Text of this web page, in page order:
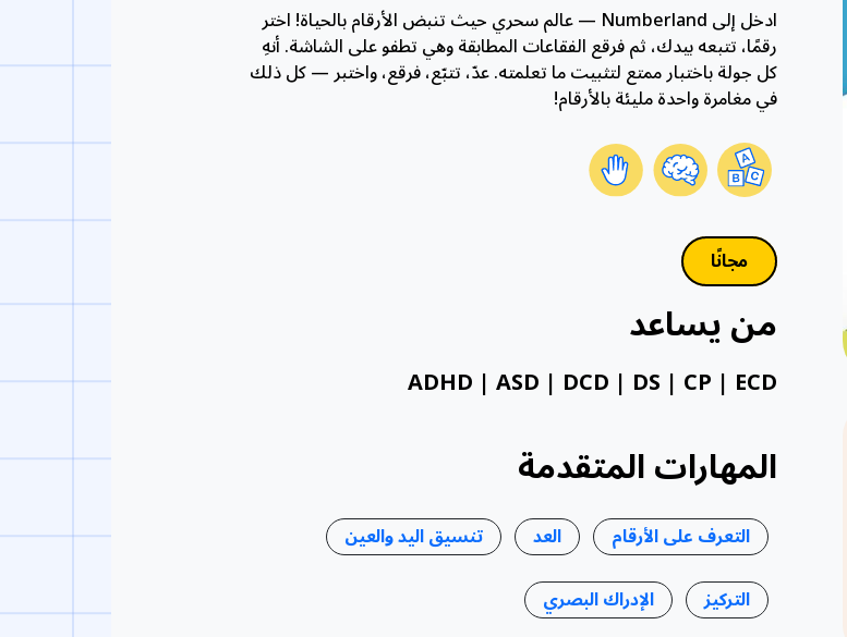
ادخل إلى Numberland — عالم سحري حيث تنبض الأرقام بالحياة! اختر
رقمًا، تتبعه بيدك، ثم فرقع الفقاعات المطابقة وهي تطفو على الشاشة. أنهِ
كل جولة باختبار ممتع لتثبيت ما تعلمته. عدّ، تتبّع، فرقع، واختبر — كل ذلك
في مغامرة واحدة مليئة بالأرقام!
مجانًا
من يساعد
ADHD | ASD | DCD | DS | CP | ECD
المهارات المتقدمة
التعرف على الأرقام العد
تنسيق اليد والعين
التركيز
الإدراك البصري